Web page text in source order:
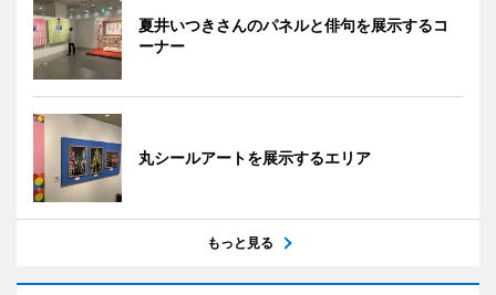
夏井いつきさんのパネルと俳句を展示するコ
ーナー
丸シールアートを展示するエリア
もっと見る